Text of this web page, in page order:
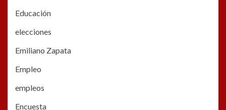
Educación
elecciones
Emiliano Zapata
Empleo
empleos
Encuesta